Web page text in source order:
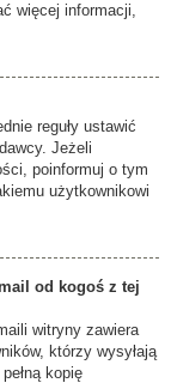
więcej informacji,
reguły ustawić
Jeżeli
poinformuj o tym
użytkownikowi
od kogoś z tej
witryny zawiera
którzy wysyłają
kopię